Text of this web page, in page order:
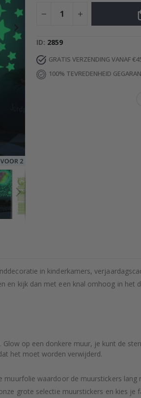
Price
29,00 €
ID 2859
GRATIS VERZENDING VANAF
100% TEVREDENHEID
in kinderkamers,
kijk dan met een knal omhoog in het
op een donkere muur, je kunt de
het moet worden verwijderd.
waardoor de muurstickers
grote selectie muurstickers en kies je